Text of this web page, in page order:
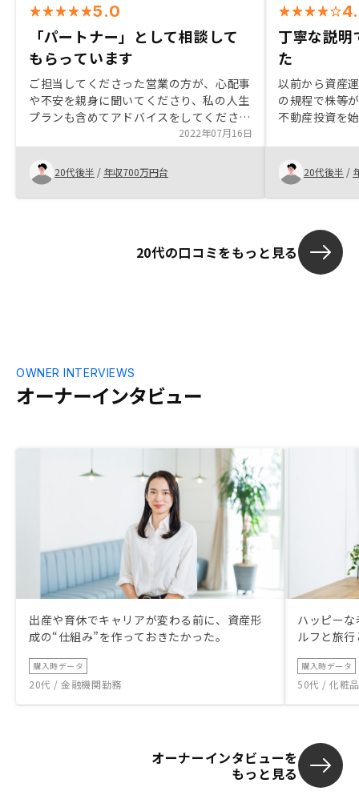
5.0
「パートナー」として相談して
もらっています
ご担当してくださった営業の方が、心配事
や不安を親身に聞いてくださり、私の人生
プランも含めてアドバイスをしてください
ました。不動産投資というと物件購入後は
購入者が主体となって運用していくイメー
ジが強かったのですが、サポート体制も十
分で、信頼してお任せしている状況です。
期待通り、購入後のご対応も素晴らしく、
2022年07月16日
20代後半 / 年収700万円台
丁寧な説明
た
以前から資産
の規程で株等
不動産投資を
き、親切な説
こともあり、
20代後半 /
20代の口コミをもっと見る
オーナーインタビュー
OWNER INTERVIEWS
出産や育休でキャリアが変わる前に、資産形
成の“仕組み”を作っておきたかった。
購入時データ
20代 / 金融機関勤務
ハッピー
ルフと旅
購入時データ
50代 / 化粧
オーナーインタビューを
もっと見る